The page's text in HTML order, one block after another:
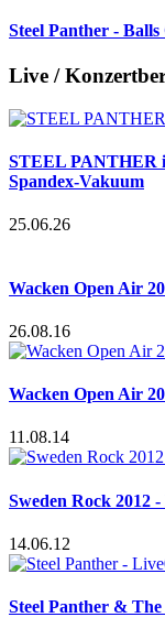
Steel Panther - Balls
Live /
STEEL PANTHER
Spandex-Vakuum
25.06.26
Wacken Open Air
26.08.16
Wacken Open Air
11.08.14
Sweden Rock 2012
14.06.12
Steel Panther &